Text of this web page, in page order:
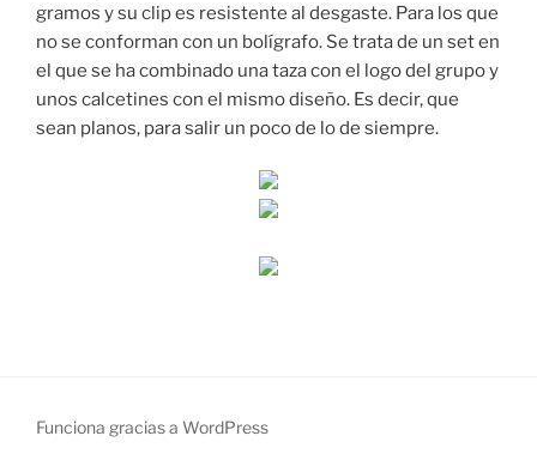
gramos y su clip es resistente al desgaste. Para los que
no se conforman con un bolígrafo. Se trata de un set en
el que se ha combinado una taza con el logo del grupo y
unos calcetines con el mismo diseño. Es decir, que
sean planos, para salir un poco de lo de siempre.
Funciona gracias a WordPress